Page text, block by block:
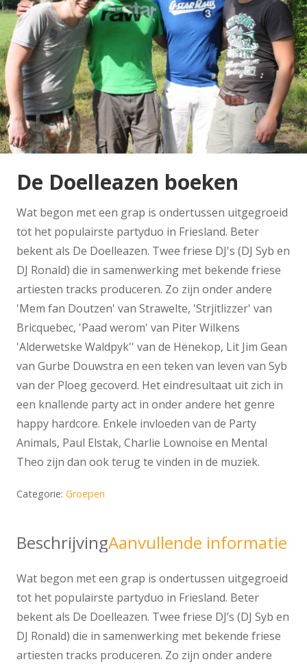
De Doelleazen boeken
Wat begon met een grap is ondertussen uitgegroeid
tot het populairste partyduo in Friesland. Beter
bekent als De Doelleazen. Twee friese DJ's (DJ Syb en
DJ Ronald) die in samenwerking met bekende friese
artiesten tracks produceren. Zo zijn onder andere
'Mem fan Doutzen' van Strawelte, 'Strjitlizzer' van
Bricquebec, 'Paad werom' van Piter Wilkens
'Alderwetske Waldpyk'' van de Hënekop, Lit Jim Gean
van Gurbe Douwstra en een teken van leven van Syb
van der Ploeg gecoverd. Het eindresultaat uit zich in
een knallende party act in onder andere het genre
happy hardcore. Enkele invloeden van de Party
Animals, Paul Elstak, Charlie Lownoise en Mental
Theo zijn dan ook terug te vinden in de muziek.
Categorie: Groepen
BeschrijvingAanvullende informatie
Wat begon met een grap is ondertussen uitgegroeid
tot het populairste partyduo in Friesland. Beter
bekent als De Doelleazen. Twee friese DJ’s (DJ Syb en
DJ Ronald) die in samenwerking met bekende friese
artiesten tracks produceren. Zo zijn onder andere